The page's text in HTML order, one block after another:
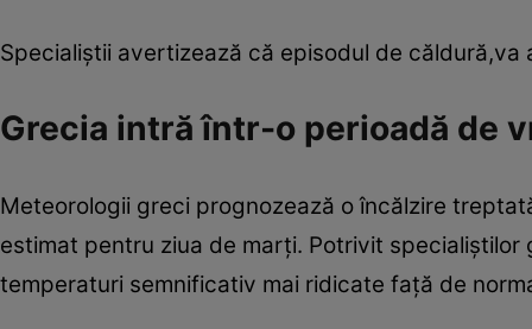
Specialiștii avertizează că episodul de
Grecia intră într-o perioadă de
Meteorologii greci prognozează o încălzire
estimat pentru ziua de marți. Potrivit
temperaturi semnificativ mai ridicate față de